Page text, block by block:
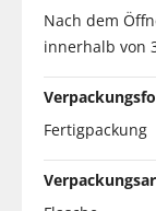
Nach dem
innerhalb von
Fertigpackung